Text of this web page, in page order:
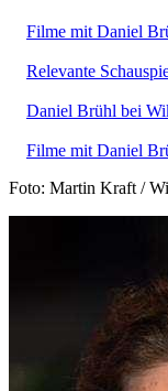
Filme mit Daniel
Relevante
Daniel Brühl bei
Filme mit Daniel
Foto: Martin Kraft /